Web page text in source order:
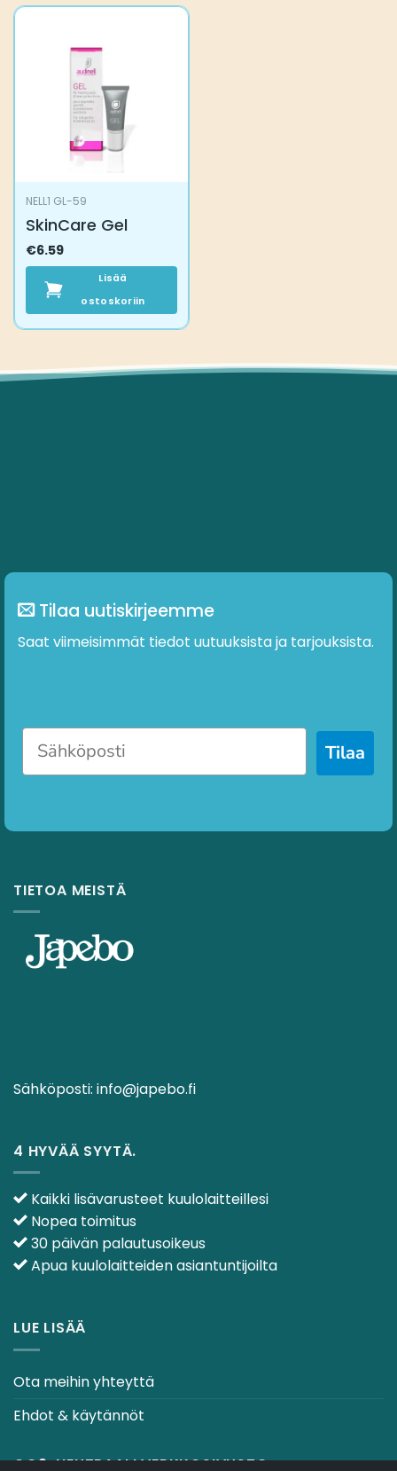
NELL1 GL-59
SkinCare Gel
€6.59
Lisää
ostoskoriin
Tilaa uutiskirjeemme
Saat viimeisimmät tiedot uutuuksista ja tarjouksista.
Tilaa
TIETOA MEISTÄ
Sähköposti: info@japebo.fi
4 HYVÄÄ SYYTÄ.
Kaikki lisävarusteet kuulolaitteillesi
Nopea toimitus
30 päivän palautusoikeus
Apua kuulolaitteiden asiantuntijoilta
LUE LISÄÄ
Ota meihin yhteyttä
Ehdot & käytännöt
CO2-NEUTRAALI VERKKOSIVUSTO